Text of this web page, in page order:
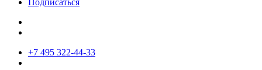
Подписаться
+7 495 322-44-33